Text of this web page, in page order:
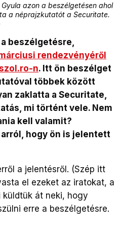
azon a beszélgetésen ahol
a néprajzkutatót a Securitate.
beszélgetésre,
rendezvényéről
n. Itt ön beszélget
többek között
zaklatta a Securitate,
mi történt vele. Nem
kell valamit?
hogy ön is jelentett
a jelentésről. (Szép itt
el ezeket az iratokat, a
át neki, hogy
erre a beszélgetésre.